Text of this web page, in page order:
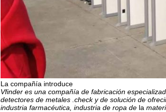
La compañía introduce
Vfinder es una compañía de fabricación
detectores de metales .check y de solución de
industria farmacéutica, industria de ropa de la